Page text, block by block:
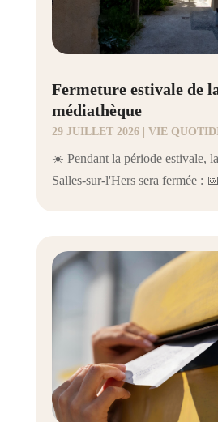
Fermeture estivale de
médiathèque
29 JUILLET 2026| VIE
☀️ Pendant la période estivale,
Salles-sur-l'Hers sera fermée :